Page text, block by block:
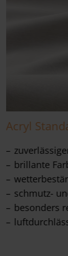
Acryl
brillante
schmutz-
besonders